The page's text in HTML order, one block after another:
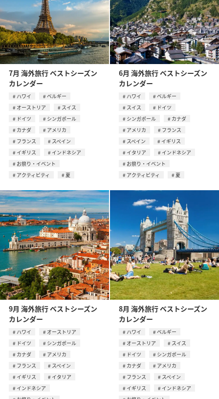
7月 海外旅行 ベストシーズン
カレンダー
ハワイ
ベルギー
オーストリア
スイス
ドイツ
シンガポール
カナダ
アメリカ
フランス
スペイン
イギリス
インドネシア
お祭り・イベント
アクティビティ
夏
6月 海外旅行 ベストシーズン
カレンダー
ハワイ
ベルギー
スイス
ドイツ
シンガポール
カナダ
アメリカ
フランス
スペイン
イギリス
イタリア
インドネシア
お祭り・イベント
アクティビティ
夏
9月 海外旅行 ベストシーズン
カレンダー
ハワイ
オーストリア
ドイツ
シンガポール
カナダ
アメリカ
フランス
スペイン
イギリス
イタリア
インドネシア
8月 海外旅行 ベストシーズン
カレンダー
ハワイ
ベルギー
オーストリア
スイス
ドイツ
シンガポール
カナダ
アメリカ
フランス
スペイン
イギリス
インドネシア